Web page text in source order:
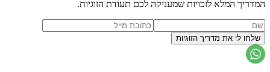
המדריך המלא לזכויות שמעניקה לכם תעודת הזוגיות.